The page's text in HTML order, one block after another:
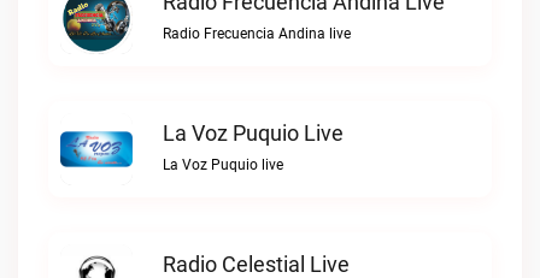
Radio Frecuencia Andina live
La Voz Puquio Live
La Voz Puquio live
Radio Celestial Live